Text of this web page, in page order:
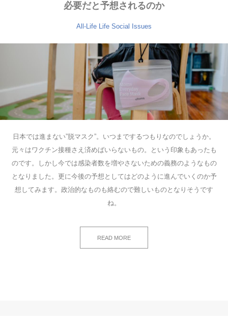
必要だと予想されるのか
All-Life Life Social Issues
日本では進まない”脱マスク”。いつまでするつもりなのでしょうか。
元々はワクチン接種さえ済めばいらないもの。という印象もあったも
のです。しかし今では感染者数を増やさないための義務のようなもの
となりました。更に今後の予想としてはどのように進んでいくのか予
想してみます。政治的なものも絡むので難しいものとなりそうです
ね。
READ MORE